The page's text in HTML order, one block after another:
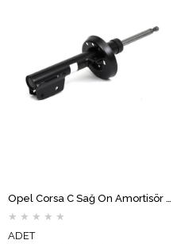
Opel Corsa C Sağ Ön Amortisör MONROE
★ ★ ★ ★ ★
ADET